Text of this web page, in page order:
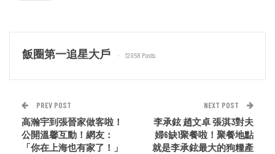
飯圈第一追星大戶 12058 Posts
PREV POST
高瀚宇到張晉家做客啦！
公開溫馨互動！網友：
「你在上海也有家了！」
NEXT POST
李承鉉 趙文卓 張淇3對夫
婦6缺1聚餐啦！聚餐地點
就是李承鉉最大的狗糧產